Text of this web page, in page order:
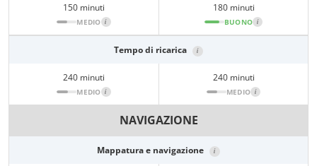
150 minuti
MEDIO i
180 minuti
BUONO i
Tempo di ricarica i
240 minuti
MEDIO i
240 minuti
MEDIO i
NAVIGAZIONE
Mappatura e navigazione i